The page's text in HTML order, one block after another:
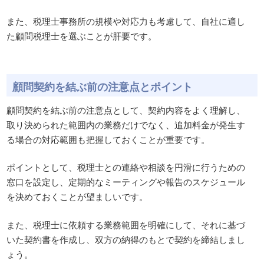
また、税理士事務所の規模や対応力も考慮して、自社に適し
た顧問税理士を選ぶことが肝要です。
顧問契約を結ぶ前の注意点とポイント
顧問契約を結ぶ前の注意点として、契約内容をよく理解し、
取り決められた範囲内の業務だけでなく、追加料金が発生す
る場合の対応範囲も把握しておくことが重要です。
ポイントとして、税理士との連絡や相談を円滑に行うための
窓口を設定し、定期的なミーティングや報告のスケジュール
を決めておくことが望ましいです。
また、税理士に依頼する業務範囲を明確にして、それに基づ
いた契約書を作成し、双方の納得のもとで契約を締結しまし
ょう。